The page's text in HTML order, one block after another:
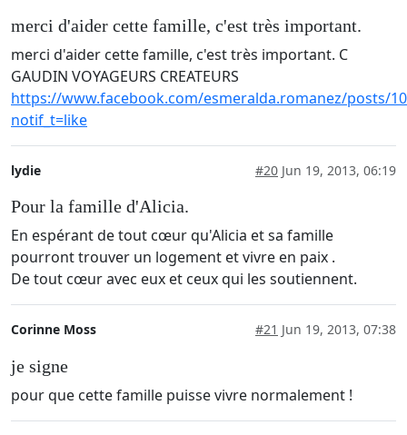
merci d'aider cette famille, c'est très important.
merci d'aider cette famille, c'est très important. C
GAUDIN VOYAGEURS CREATEURS
https://www.facebook.com/esmeralda.romanez/posts/
notif_t=like
lydie #20 Jun 19, 2013, 06:19
Pour la famille d'Alicia.
En espérant de tout cœur qu'Alicia et sa famille
pourront trouver un logement et vivre en paix .
De tout cœur avec eux et ceux qui les soutiennent.
Corinne Moss #21 Jun 19, 2013, 07:38
je signe
pour que cette famille puisse vivre normalement !